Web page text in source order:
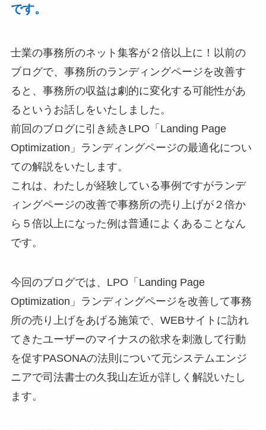
です。
士業の事務所のネット集客が２倍以上に！以前の
ブログで、事務所のランディングページを改善す
ると、事務所の収益は劇的に変化する可能性があ
るというお話しをいたしました。
前回のブログに引き続きLPO「Landing Page
Optimization」ランディングページの最適化につい
ての解説をいたします。
これは、わたしが経験している事例ですがランデ
ィングページの改善で事務所の売り上げが２倍か
ら５倍以上になった例は普通によくあることなん
です。
今回のブログでは、LPO「Landing Page
Optimization」ランディングページを改善して事務
所の売り上げをあげる施策で、WEBサイトに訪れ
てきたユーザーのマイナスの欲求を刺激して行動
を促すPASONAの法則について元システムエンジ
ニアで司法書士の久我山左近が詳しく解説いたし
ます。